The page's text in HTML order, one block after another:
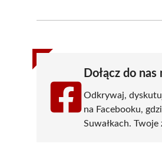
Dołącz do
Odkrywaj,
na Facebooku,
Suwałkach.